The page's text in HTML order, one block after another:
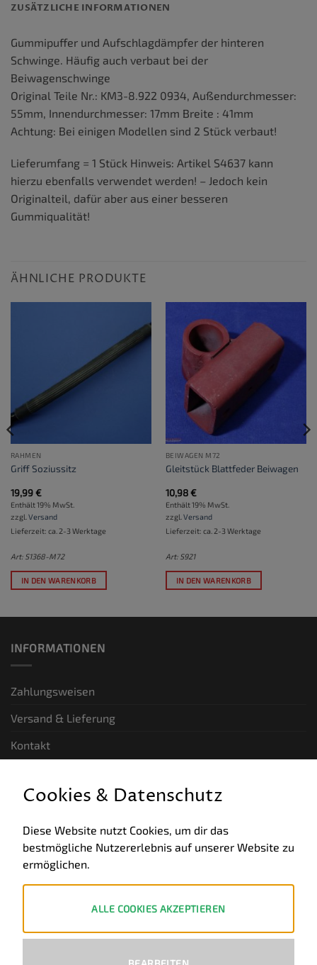
ZUSÄTZLICHE INFORMATIONEN
Gummipuffer und Aufschlagdämpfer der hinteren
Schwinge. Häufig auch verbaut bei der
Beiwagenschwinge
Original Teile Nr.: KM3-8.922 0934, Außendurchmesser:
55mm, Innendurchmesser: 17mm Breite : 41mm
Achtung: Bei einigen Modellen sind 2 Stück verbaut!
Lieferumfang = 1 Stück Hinweis: Artikel S4637 kann
hierzu ebenfalls verwendet werden! – Jedoch kein
Originalteil, dafür aber aus einer besseren
Gummiqualität!
ÄHNLICHE PRODUKTE
RAHMEN
Griff Soziussitz
19,99€
Enthält 19% MwSt.
zzgl. Versand
Lieferzeit: ca. 2-3 Werktage
Art: S1368-M72
IN DEN WARENKORB
BEIWAGEN M72
Gleitstück Blattfeder Beiwagen
10,98€
Enthält 19% MwSt.
zzgl. Versand
Lieferzeit: ca. 2-3 Werktage
Art: S921
IN DEN WARENKORB
INFORMATIONEN
Zahlungsweisen
Versand & Lieferung
Kontakt
Allgemeine Geschäftsbedingungen
Datenschutz
Cookies & Datenschutz
Diese Website nutzt Cookies, um dir das
bestmögliche Nutzererlebnis auf unserer Website zu
ermöglichen.
ALLE COOKIES AKZEPTIEREN